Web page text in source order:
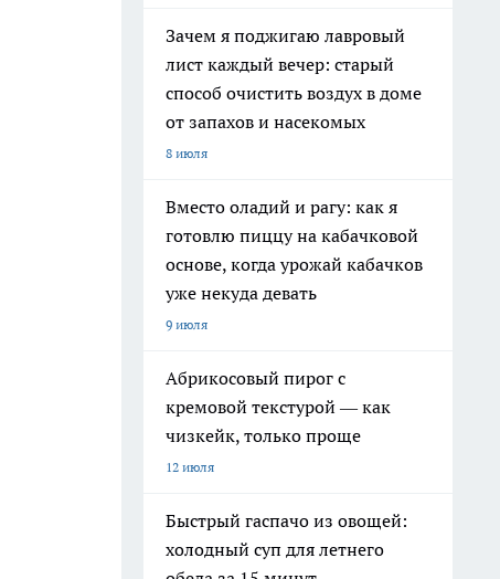
Зачем я поджигаю лавровый
лист каждый вечер: старый
способ очистить воздух в доме
от запахов и насекомых
8 июля
Вместо оладий и рагу: как я
готовлю пиццу на кабачковой
основе, когда урожай кабачков
уже некуда девать
9 июля
Абрикосовый пирог с
кремовой текстурой — как
чизкейк, только проще
12 июля
Быстрый гаспачо из овощей:
холодный суп для летнего